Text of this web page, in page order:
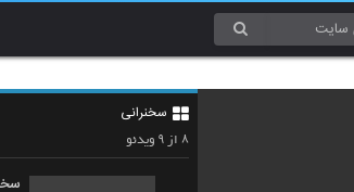
سخنرانی
۸ از ۹ویدئو
5